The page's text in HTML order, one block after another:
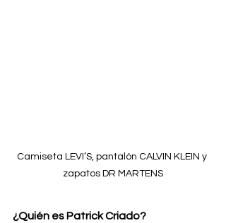
Camiseta LEVI’S, pantalón CALVIN KLEIN y
zapatos DR MARTENS
¿Quién es Patrick Criado?